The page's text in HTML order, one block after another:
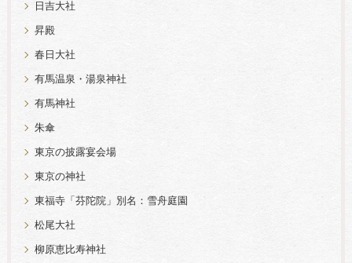
日吉大社
昇殿
春日大社
有馬温泉・湯泉神社
有馬神社
朱傘
東京の披露宴会場
東京の神社
東福寺「芬陀院」別名：雪舟庭園
松尾大社
柳原恵比寿神社